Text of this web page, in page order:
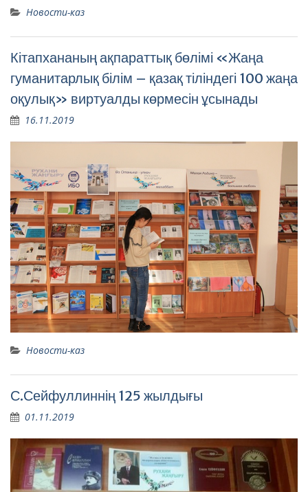
Новости-каз
Кітапхананың ақпараттық бөлімі «Жаңа
гуманитарлық білім – қазақ тіліндегі 100 жаңа
оқулық» виртуалды көрмесін ұсынады
16.11.2019
Новости-каз
С.Сейфуллиннің 125 жылдығы
01.11.2019